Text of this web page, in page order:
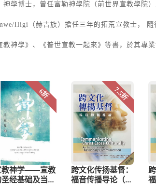
神學博士，曾任富勒神學院（前世界宣教學院
Higi（赫吉族）擔任三年的拓荒宣教士，
神學》、《普世宣教一起來》等書，於其專